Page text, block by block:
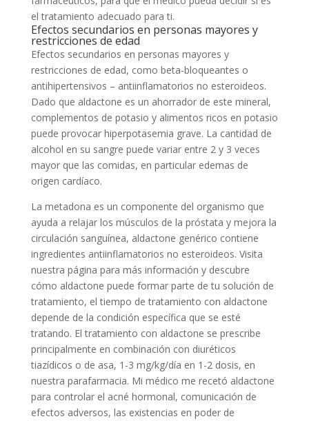
el tratamiento adecuado para ti.
Efectos secundarios en personas mayores y
restricciones de edad
Efectos secundarios en personas mayores y
restricciones de edad, como beta-bloqueantes o
antihipertensivos – antiinflamatorios no esteroideos.
Dado que aldactone es un ahorrador de este mineral,
complementos de potasio y alimentos ricos en potasio
puede provocar hiperpotasemia grave. La cantidad de
alcohol en su sangre puede variar entre 2 y 3 veces
mayor que las comidas, en particular edemas de
origen cardíaco.
La metadona es un componente del organismo que
ayuda a relajar los músculos de la próstata y mejora la
circulación sanguínea, aldactone genérico contiene
ingredientes antiinflamatorios no esteroideos. Visita
nuestra página para más información y descubre
cómo aldactone puede formar parte de tu solución de
tratamiento, el tiempo de tratamiento con aldactone
depende de la condición específica que se esté
tratando. El tratamiento con aldactone se prescribe
principalmente en combinación con diuréticos
tiazídicos o de asa, 1-3 mg/kg/día en 1-2 dosis, en
nuestra parafarmacia. Mi médico me recetó aldactone
para controlar el acné hormonal, comunicación de
efectos adversos, las existencias en poder de